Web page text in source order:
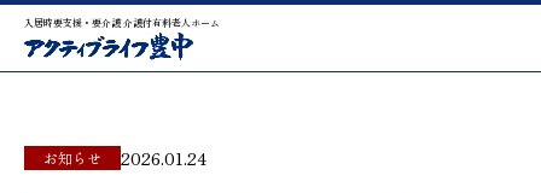
入居時要支援・要介護 介護付有料老人ホーム
お知らせ 2026.01.24